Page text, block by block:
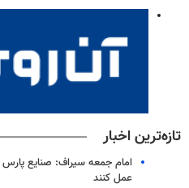
تازه‌ترین اخبار
امام جمعه سیراف: صنایع
عمل کنند